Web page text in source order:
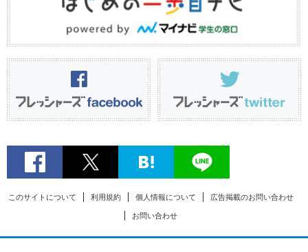
このサイトについて 利用規約 個人情報について 広告掲載のお問い合わせ
お問い合わせ